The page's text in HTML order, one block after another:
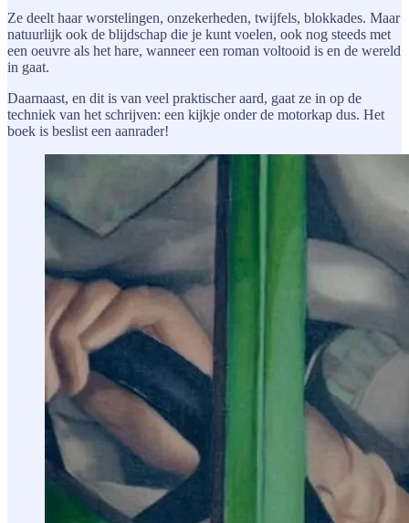
Ze deelt haar worstelingen, onzekerheden, twijfels, blokkades. Maar
natuurlijk ook de blijdschap die je kunt voelen, ook nog steeds met
een oeuvre als het hare, wanneer een roman voltooid is en de wereld
in gaat.
Daarnaast, en dit is van veel praktischer aard, gaat ze in op de
techniek van het schrijven: een kijkje onder de motorkap dus. Het
boek is beslist een aanrader!